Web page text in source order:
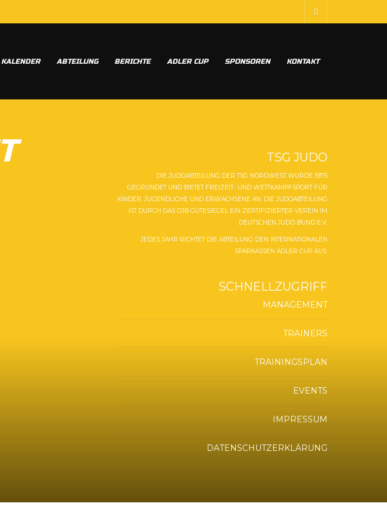
KALENDER ABTEILUNG BERICHTE ADLER CUP SPONSOREN KONTAKT
TSG JUDO
DIE JUDOABTEILUNG DER TSG NORDWEST WURDE 1975
GEGRÜNDET UND BIETET FREIZEIT- UND WETTKAMPFSPORT FÜR
KINDER, JUGENDLICHE UND ERWACHSENE AN. DIE JUDOABTEILUNG
IST DURCH DAS DJB GÜTESIEGEL EIN ZERTIFIZIERTER VEREIN IM
DEUTSCHEN JUDO-BUND E.V.
JEDES JAHR RICHTET DIE ABTEILUNG DEN INTERNATIONALEN
SPARKASSEN ADLER CUP AUS.
SCHNELLZUGRIFF
MANAGEMENT
TRAINERS
TRAININGSPLAN
EVENTS
IMPRESSUM
DATENSCHUTZERKLÄRUNG